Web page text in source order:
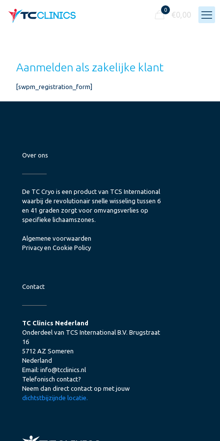
0
€0,00
Aanmelden als zakelijke klant
[swpm_registration_form]
Over ons
De TC Cryo is een product van TCS International
waarbij de revolutionair snelle wisseling tussen 6
en 41 graden zorgt voor omvangsverlies op
specifieke lichaamszones.
Algemene voorwaarden
Privacy en Cookie Policy
Contact
TC Clinics Nederland
Onderdeel van TCS International B.V. Brugstraat
16
5712 AZ Someren
Nederland
Email: info@tcclinics.nl
Telefonisch contact?
Neem dan direct contact op met jouw
dichtstbijzijnde locatie.